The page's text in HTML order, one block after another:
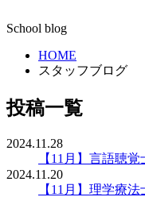
School blog
HOME
スタッフブログ
投稿一覧
2024.11.28
【11月】言語聴覚
2024.11.20
【11月】理学療法